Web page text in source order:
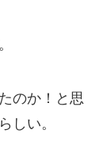
のか！と思
しい。